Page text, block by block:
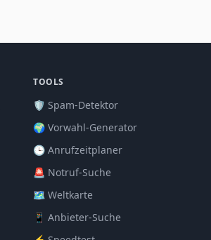
TOOLS
🛡️ Spam-Detektor
🌍 Vorwahl-Generator
🕒 Anrufzeitplaner
🚨 Notruf-Suche
🗺️ Weltkarte
📱 Anbieter-Suche